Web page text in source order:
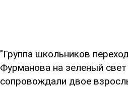
"Группа школьников
Фурманова на зеленый
сопровождали двое